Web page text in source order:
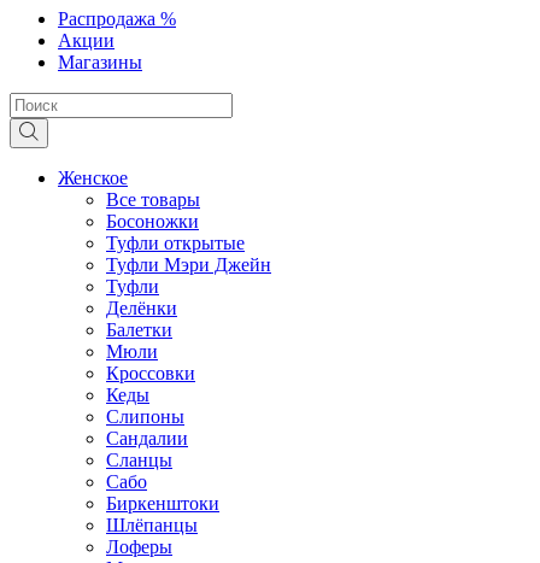
Распродажа %
Акции
Магазины
Женское
Все товары
Босоножки
Туфли открытые
Туфли Мэри Джейн
Туфли
Делёнки
Балетки
Мюли
Кроссовки
Кеды
Слипоны
Сандалии
Сланцы
Сабо
Биркенштоки
Шлёпанцы
Лоферы